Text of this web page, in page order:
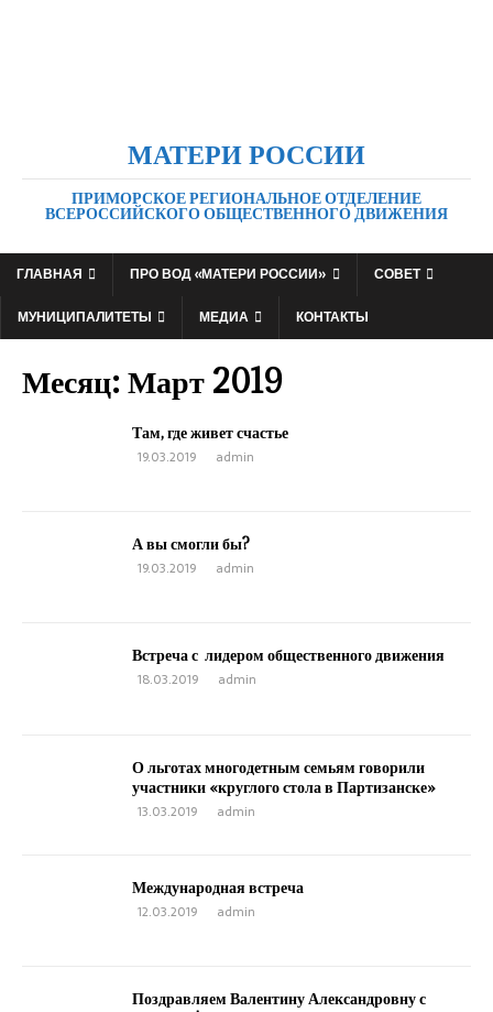
МАТЕРИ РОССИИ
ПРИМОРСКОЕ РЕГИОНАЛЬНОЕ ОТДЕЛЕНИЕ
ВСЕРОССИЙСКОГО ОБЩЕСТВЕННОГО ДВИЖЕНИЯ
ГЛАВНАЯ ПРО ВОД «МАТЕРИ РОССИИ»
СОВЕТ
МУНИЦИПАЛИТЕТЫ
МЕДИА КОНТАКТЫ
Месяц:Март 2019
Там, где живет счастье
19.03.2019 admin
А вы смогли бы?
19.03.2019 admin
Встреча с лидером общественного движения
18.03.2019 admin
О льготах многодетным семьям говорили
участники «круглого стола в Партизанске»
13.03.2019 admin
Международная встреча
12.03.2019 admin
Поздравляем Валентину Александровну с